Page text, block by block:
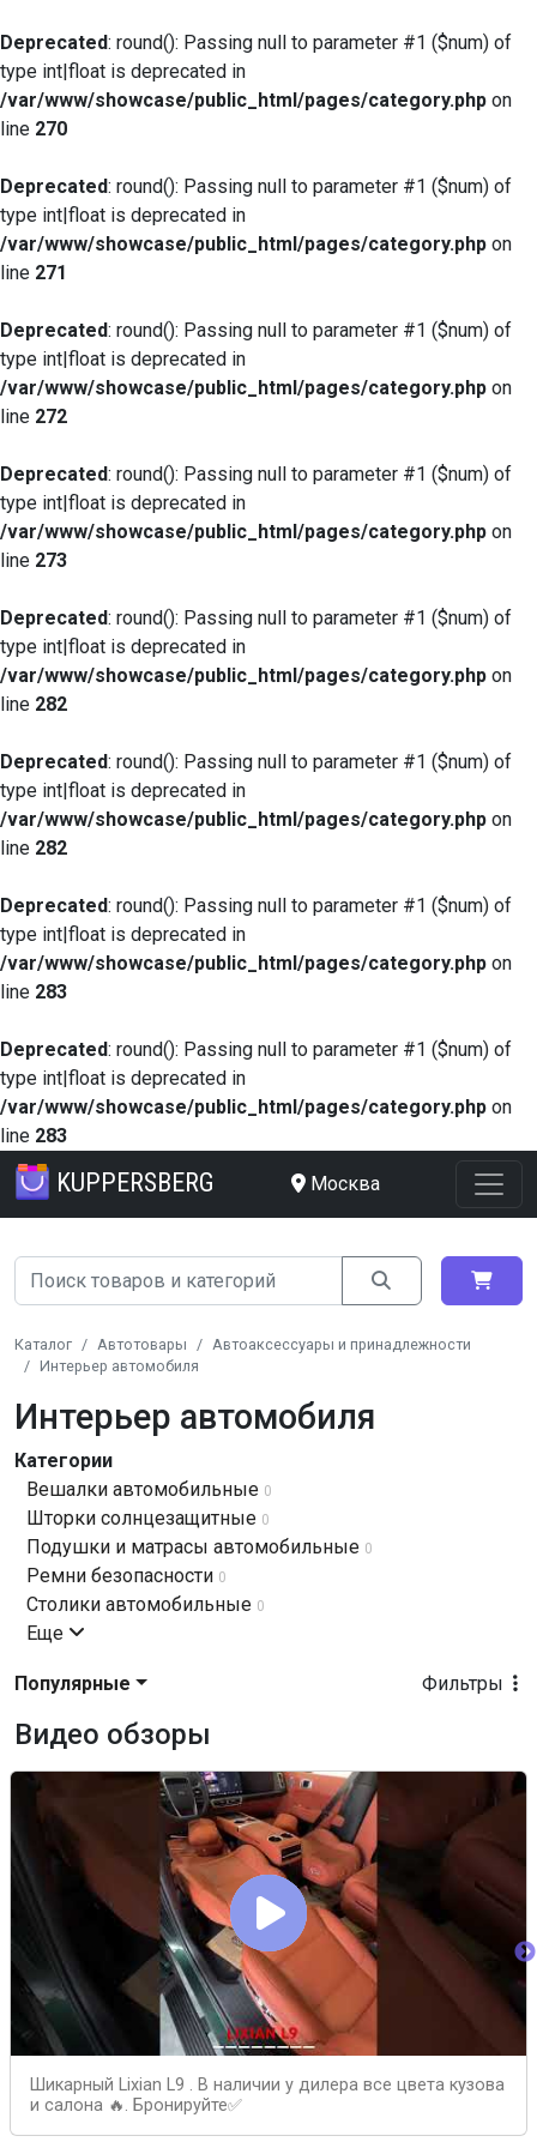
Deprecated: round(): Passing null to parameter #1 ($num) of
type int|float is deprecated in
/var/www/showcase/public_html/pages/category.php on
line 270
Deprecated: round(): Passing null to parameter #1 ($num) of
type int|float is deprecated in
/var/www/showcase/public_html/pages/category.php on
line 271
Deprecated: round(): Passing null to parameter #1 ($num) of
type int|float is deprecated in
/var/www/showcase/public_html/pages/category.php on
line 272
Deprecated: round(): Passing null to parameter #1 ($num) of
type int|float is deprecated in
/var/www/showcase/public_html/pages/category.php on
line 273
Deprecated: round(): Passing null to parameter #1 ($num) of
type int|float is deprecated in
/var/www/showcase/public_html/pages/category.php on
line 282
Deprecated: round(): Passing null to parameter #1 ($num) of
type int|float is deprecated in
/var/www/showcase/public_html/pages/category.php on
line 282
Deprecated: round(): Passing null to parameter #1 ($num) of
type int|float is deprecated in
/var/www/showcase/public_html/pages/category.php on
line 283
Deprecated: round(): Passing null to parameter #1 ($num) of
type int|float is deprecated in
/var/www/showcase/public_html/pages/category.php on
line 283
KUPPERSBERG Москва
Каталог Автотовары
Автоаксессуары и принадлежности
Интерьер автомобиля
Интерьер автомобиля
Категории
Вешалки автомобильные 0
Шторки солнцезащитные 0
Подушки и матрасы автомобильные 0
Ремни безопасности 0
Столики автомобильные 0
Еще
Фильтры
Популярные
Видео обзоры
Шикарный Lixian L9 . В наличии у дилера все цвета кузова
и салона 🔥. Бронируйте✅